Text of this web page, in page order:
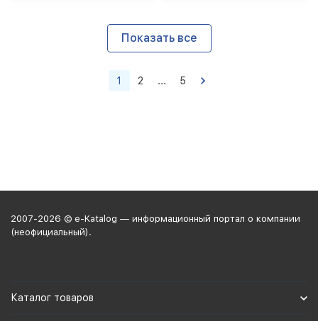
Показать все
1 2 ... 5
2007-2026 © e-Katalog — информационный портал о компании
(неофициальный).
Каталог товаров